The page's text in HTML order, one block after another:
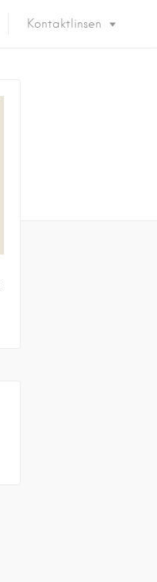
Kontaktlinsen